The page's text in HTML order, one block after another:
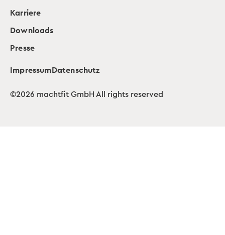
Karriere
Downloads
Presse
©2026 machtfit GmbH All rights reserved
Impressum Datenschutz